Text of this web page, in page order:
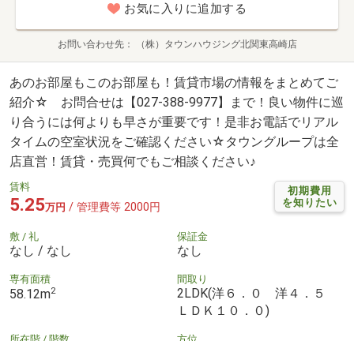
お気に入りに追加する
お問い合わせ先 （株）タウンハウジング北関東高崎店
あのお部屋もこのお部屋も！賃貸市場の情報をまとめてご
紹介☆ お問合せは【027-388-9977】まで！良い物件に巡
り合うには何よりも早さが重要です！是非お電話でリアル
タイムの空室状況をご確認ください☆タウングループは全
店直営！賃貸・売買何でもご相談ください♪
初期費用
を知りたい
賃料
5.25万円 / 管理費等 2000円
敷 / 礼
なし / なし
保証金
なし
専有面積
58.12m2
間取り
2LDK(洋６．０ 洋４．５
ＬＤＫ１０．０)